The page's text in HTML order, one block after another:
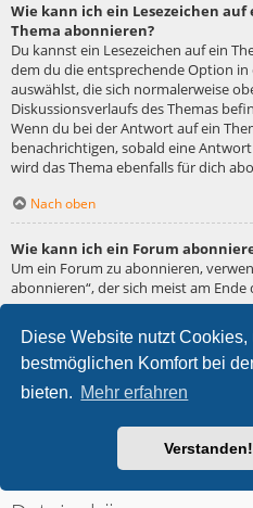
Diese Website nutzt Cookies,
bestmöglichen Komfort bei
bieten. Mehr erfahren
Verstanden!
Wie kann ich ein Lesezeichen
Thema abonnieren?
Du kannst ein Lesezeichen auf ein
dem du die entsprechende Option in
auswählst, die sich normalerweise
Diskussionsverlaufs des Themas
Wenn du bei der Antwort auf ein
benachrichtigen, sobald eine
wird das Thema ebenfalls für dich
Nach oben
Wie kann ich ein Forum
Um ein Forum zu abonnieren,
abonnieren“, der sich meist am
Wie deaktiviere ich meine
Wenn du mehrere Abonnements
verwalten“ machen.